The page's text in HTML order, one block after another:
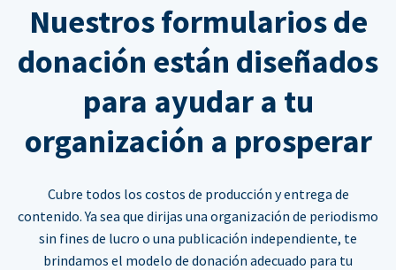
Nuestros formularios de
donación están diseñados
para ayudar a tu
organización a prosperar
Cubre todos los costos de producción y entrega de
contenido. Ya sea que dirijas una organización de periodismo
sin fines de lucro o una publicación independiente, te
brindamos el modelo de donación adecuado para tu